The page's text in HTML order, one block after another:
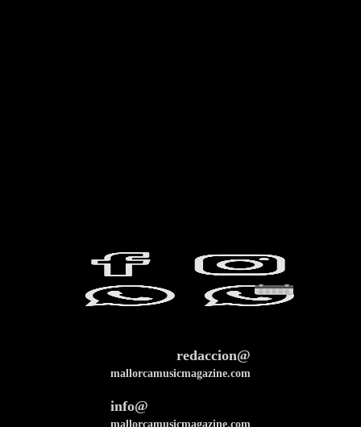
redaccion@
mallorcamusicmagazine.com
info@
mallorcamusicmagazine.com